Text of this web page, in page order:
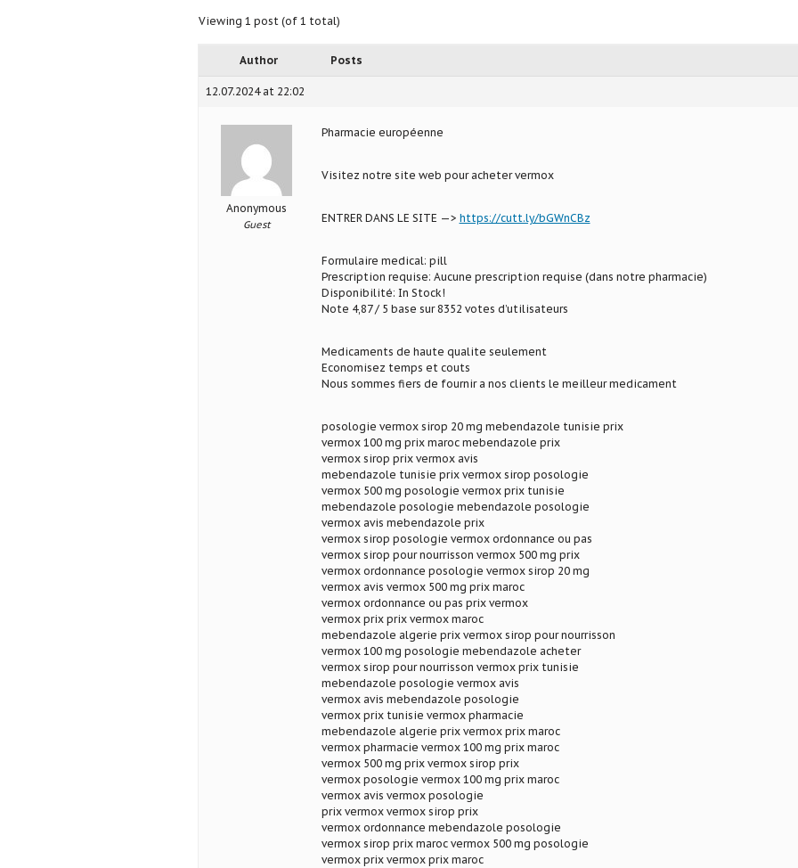
Viewing 1 post (of 1 total)
Author Posts
12.07.2024 at 22:02
Anonymous
Guest
Pharmacie européenne
Visitez notre site web pour acheter vermox
ENTRER DANS LE SITE —> https://cutt.ly/bGWnCBz
Formulaire medical: pill
Prescription requise: Aucune prescription requise (dans notre pharmacie)
Disponibilité: In Stock!
Note 4,87 / 5 base sur 8352 votes d’utilisateurs
Medicaments de haute qualite seulement
Economisez temps et couts
Nous sommes fiers de fournir a nos clients le meilleur medicament
posologie vermox sirop 20 mg mebendazole tunisie prix
vermox 100 mg prix maroc mebendazole prix
vermox sirop prix vermox avis
mebendazole tunisie prix vermox sirop posologie
vermox 500 mg posologie vermox prix tunisie
mebendazole posologie mebendazole posologie
vermox avis mebendazole prix
vermox sirop posologie vermox ordonnance ou pas
vermox sirop pour nourrisson vermox 500 mg prix
vermox ordonnance posologie vermox sirop 20 mg
vermox avis vermox 500 mg prix maroc
vermox ordonnance ou pas prix vermox
vermox prix prix vermox maroc
mebendazole algerie prix vermox sirop pour nourrisson
vermox 100 mg posologie mebendazole acheter
vermox sirop pour nourrisson vermox prix tunisie
mebendazole posologie vermox avis
vermox avis mebendazole posologie
vermox prix tunisie vermox pharmacie
mebendazole algerie prix vermox prix maroc
vermox pharmacie vermox 100 mg prix maroc
vermox 500 mg prix vermox sirop prix
vermox posologie vermox 100 mg prix maroc
vermox avis vermox posologie
prix vermox vermox sirop prix
vermox ordonnance mebendazole posologie
vermox sirop prix maroc vermox 500 mg posologie
vermox prix vermox prix maroc